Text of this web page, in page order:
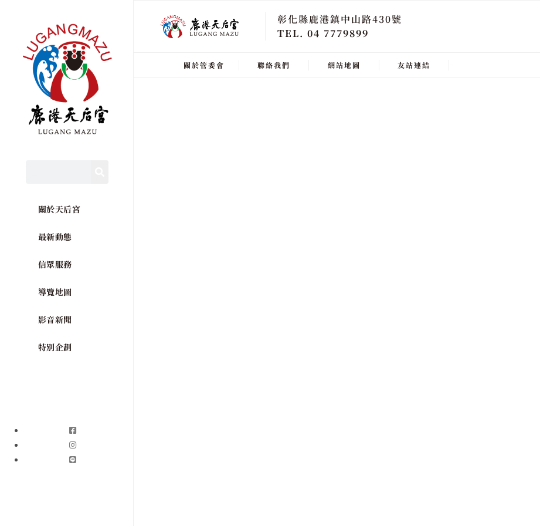
關於天后宮
最新動態
信眾服務
導覽地圖
影音新聞
特別企劃
彰化縣鹿港鎮中山路430號
TEL. 04 7779899
關於管委會 聯絡我們 網站地圖 友站連結